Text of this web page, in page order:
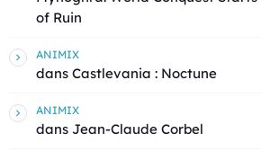
of Ruin
ANIMIX
dans Castlevania : Noctune
ANIMIX
dans Jean-Claude Corbel